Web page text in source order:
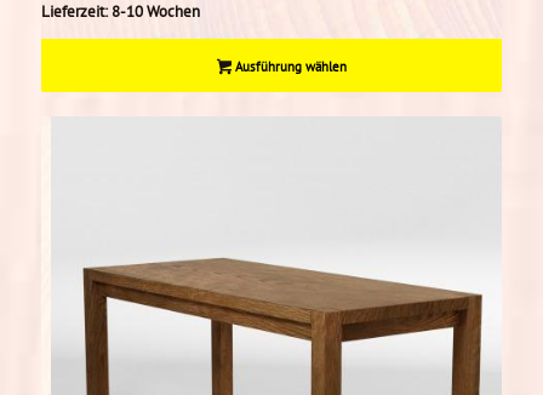
Lieferzeit:8-10 Wochen
Ausführung wählen